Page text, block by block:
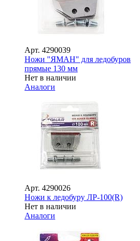
Арт. 4290039
Ножи "ЯМАН" для ледобуров
прямые 130 мм
Нет в наличии
Аналоги
Арт. 4290026
Ножи к ледобуру ЛР-100(R)
Нет в наличии
Аналоги